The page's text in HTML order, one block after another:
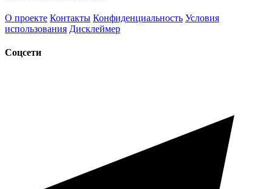
О проекте Контакты Конфиденциальность Условия
использования Дисклеймер
Соцсети